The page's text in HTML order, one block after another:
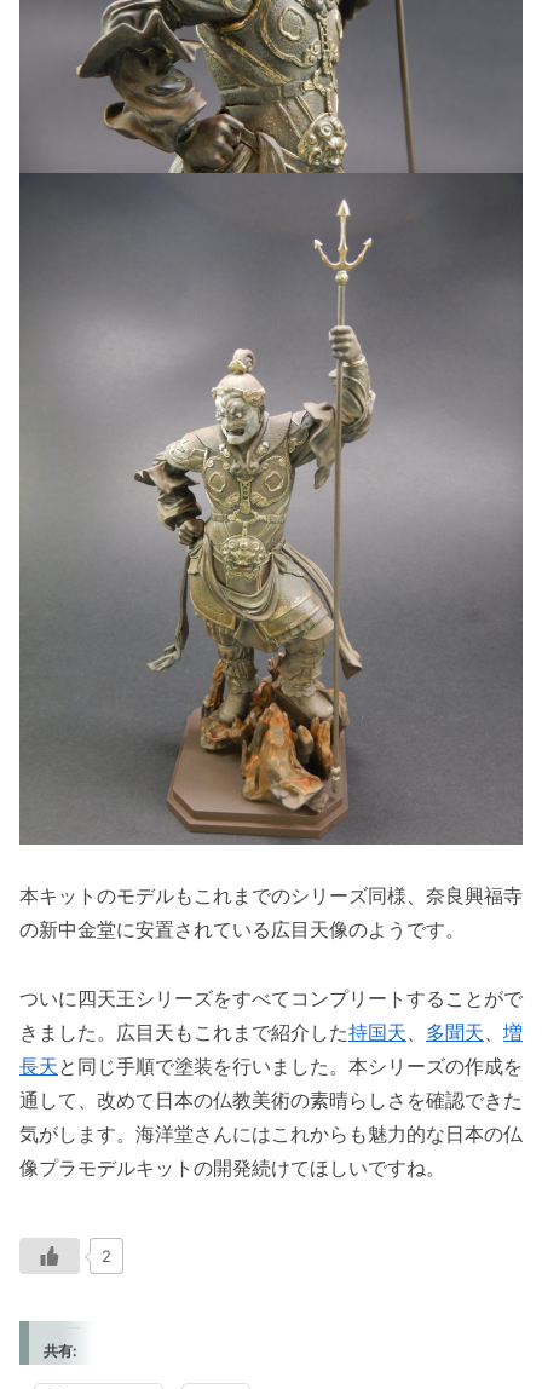
本キットのモデルもこれまでのシリーズ同様、奈良興福寺
の新中金堂に安置されている広目天像のようです。
ついに四天王シリーズをすべてコンプリートすることがで
きました。広目天もこれまで紹介した持国天、 多聞天、 増
長天と同じ手順で塗装を行いました。本シリーズの作成を
通して、改めて日本の仏教美術の素晴らしさを確認できた
気がします。海洋堂さんにはこれからも魅力的な日本の仏
像プラモデルキットの開発続けてほしいですね。
2
共有: